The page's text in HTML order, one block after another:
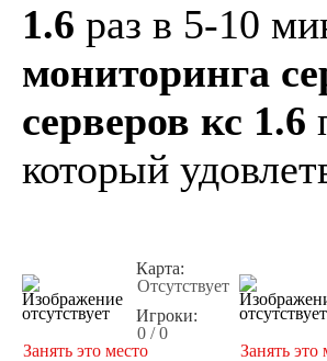
1.6 раз в 5-10
мониторинга
серверов кс 1.6
который
Карта:
Отсутствует
Игроки:
0 / 0
Занять это место
Занять это